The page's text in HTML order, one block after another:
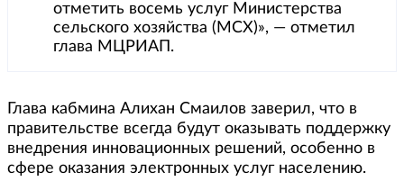
отметить восемь услуг Министерства
сельского хозяйства (МСХ)», — отметил
глава МЦРИАП.
Глава кабмина Алихан Смаилов заверил, что в
правительстве всегда будут оказывать поддержку
внедрения инновационных решений, особенно в
сфере оказания электронных услуг населению.